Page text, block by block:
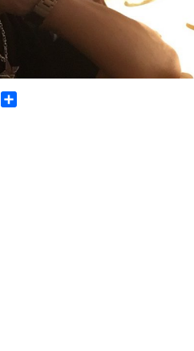
Pinterest